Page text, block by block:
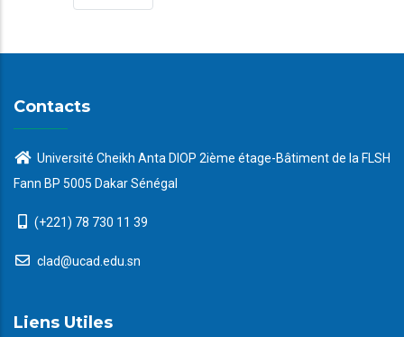
Contacts
Université Cheikh Anta DIOP 2ième étage-Bâtiment de la FLSH
Fann BP 5005 Dakar Sénégal
(+221) 78 730 11 39
clad@ucad.edu.sn
Liens Utiles